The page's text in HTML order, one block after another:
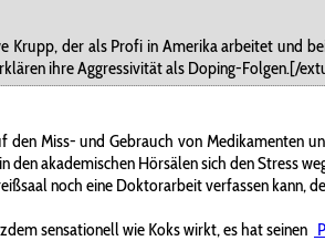
Krupp, der als Profi in Amerika arbeitet
ihre Aggressivität als Doping-Folgen.[/
Miss- und Gebrauch von Medikamenten
den akademischen Hörsälen sich den
noch eine Doktorarbeit verfassen
sensationell wie Koks wirkt, es hat seinen